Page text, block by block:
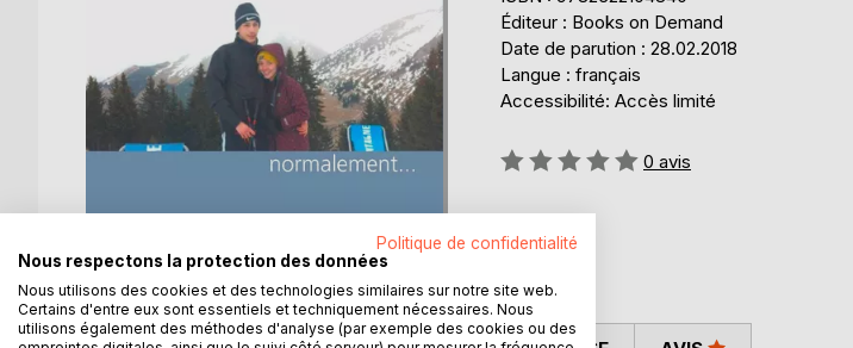
Éditeur : Books on Demand
Date de parution : 28.02.2018
Langue : français
Accessibilité: Accès limité
Évaluation:
0 avis
Politique de confidentialité
Nous respectons la protection des données
Nous utilisons des cookies et des technologies similaires sur notre site web.
Certains d'entre eux sont essentiels et techniquement nécessaires. Nous
utilisons également des méthodes d'analyse (par exemple des cookies ou des